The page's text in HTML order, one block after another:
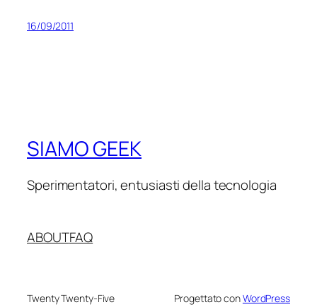
16/09/2011
SIAMO GEEK
Sperimentatori, entusiasti della tecnologia
ABOUTFAQ
Twenty Twenty-Five Progettato conWordPress